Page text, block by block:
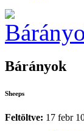
Bárányok
Sheeps
Feltöltve: 17 febr